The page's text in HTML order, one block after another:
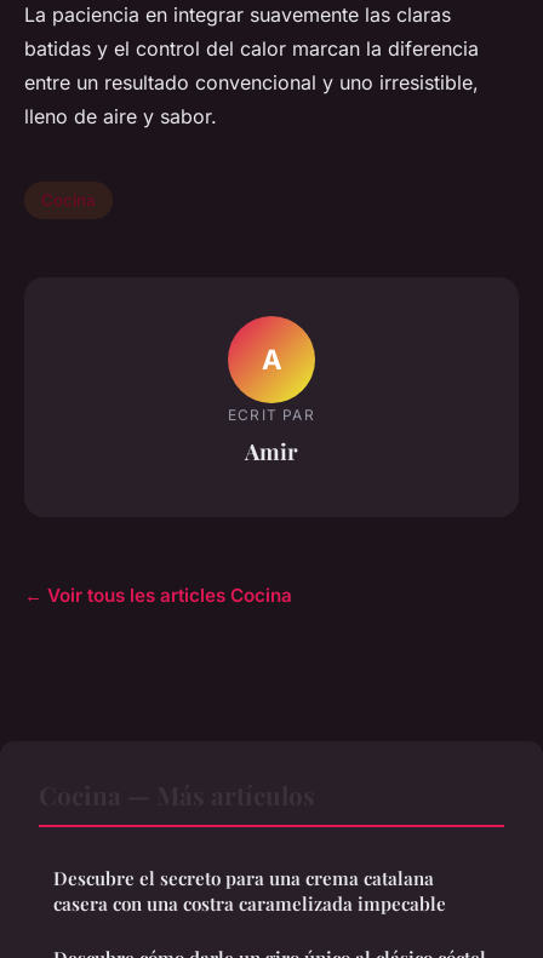
La paciencia en integrar suavemente las claras
batidas y el control del calor marcan la diferencia
entre un resultado convencional y uno irresistible,
lleno de aire y sabor.
Cocina
A
ECRIT PAR
Amir
← Voir tous les articles Cocina
Descubre el secreto para una crema catalana
casera con una costra caramelizada impecable